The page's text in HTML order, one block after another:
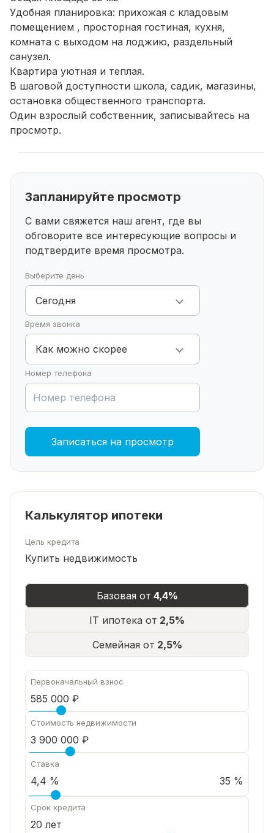
Удобная планировка: прихожая с кладовым
помещением , просторная гостиная, кухня,
комната с выходом на лоджию, раздельный
санузел.
Квартира уютная и теплая.
В шаговой доступности школа, садик, магазины,
остановка общественного транспорта.
Один взрослый собственник, записывайтесь на
просмотр.
Запланируйте просмотр
С вами свяжется наш агент, где вы
обговорите все интересующие вопросы и
подтвердите время просмотра.
Выберите день
Сегодня
Время звонка
Как можно скорее
Номер телефона
Записаться на просмотр
Калькулятор ипотеки
Цель кредита
Купить недвижимость
Базовая от 4,4%
IT ипотека от 2,5%
Семейная от 2,5%
Первоначальный взнос
Стоимость недвижимости
Ставка
35 %
Срок кредита